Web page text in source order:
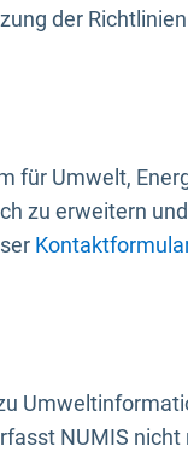
der
für Umwelt,
zu erweitern
NUMIS nicht